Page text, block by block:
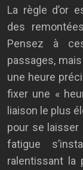
La règle d’or
des
Pensez à
passages,
une heure
fixer une «
liaison le plus
pour se laisser
fatigue
ralentissant la